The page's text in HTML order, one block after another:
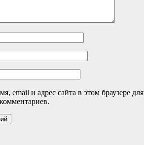
email и адрес сайта в этом браузере для